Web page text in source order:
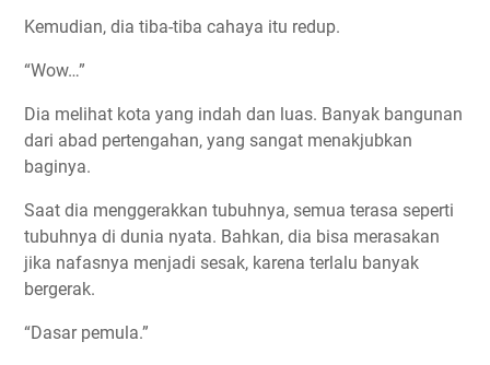
Kemudian, dia tiba-tiba cahaya itu redup.
“Wow…”
Dia melihat kota yang indah dan luas. Banyak bangunan
dari abad pertengahan, yang sangat menakjubkan
baginya.
Saat dia menggerakkan tubuhnya, semua terasa seperti
tubuhnya di dunia nyata. Bahkan, dia bisa merasakan
jika nafasnya menjadi sesak, karena terlalu banyak
bergerak.
“Dasar pemula.”